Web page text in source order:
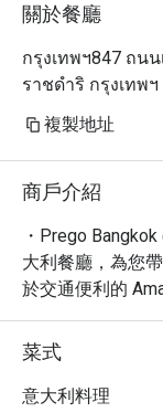
關於餐廳
กรุงเทพฯ847 ถน
ราชดำริ กรุงเทพฯ
複製地址
商戶介紹
・Prego
大利餐廳，為您
於交通便利的
的市中心。沉浸
餐、晚餐或只是
友共享美食的首選
・這裡以新鮮的
菜式
意大利料理